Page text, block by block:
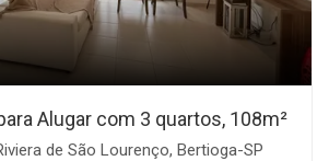
Alugar com 3 quartos, 108m²
de São Lourenço, Bertioga-SP